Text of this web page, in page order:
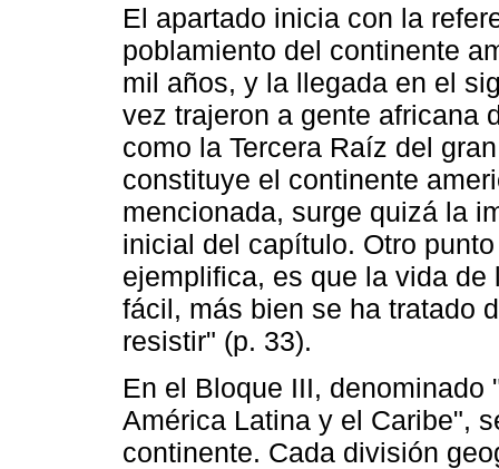
El apartado inicia con la
poblamiento del continente
mil años, y la llegada en el
vez trajeron a gente africana
como la Tercera Raíz del
constituye el continente
mencionada, surge quizá la
inicial del capítulo. Otro
ejemplifica, es que la vida
fácil, más bien se ha tratado
resistir" (p. 33).
En el Bloque III,
América Latina y el Caribe",
continente. Cada división